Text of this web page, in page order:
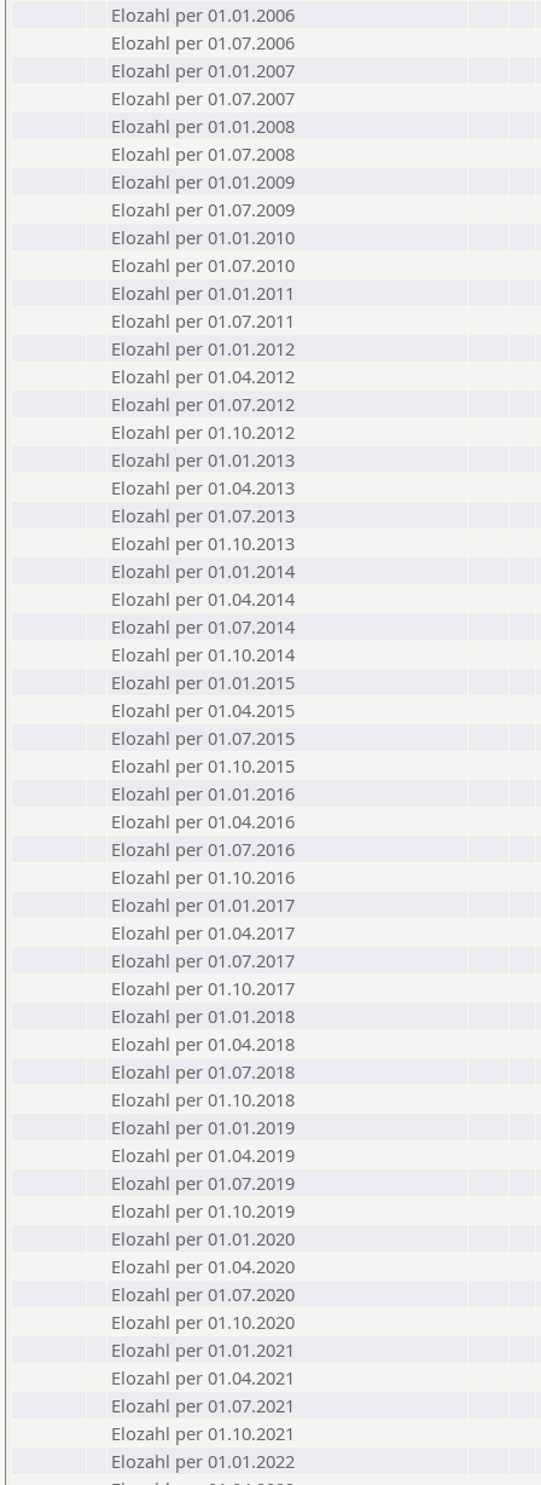
Elozahl per 01.01.2006
Elozahl per 01.07.2006
Elozahl per 01.01.2007
Elozahl per 01.07.2007
Elozahl per 01.01.2008
Elozahl per 01.07.2008
Elozahl per 01.01.2009
Elozahl per 01.07.2009
Elozahl per 01.01.2010
Elozahl per 01.07.2010
Elozahl per 01.01.2011
Elozahl per 01.07.2011
Elozahl per 01.01.2012
Elozahl per 01.04.2012
Elozahl per 01.07.2012
Elozahl per 01.10.2012
Elozahl per 01.01.2013
Elozahl per 01.04.2013
Elozahl per 01.07.2013
Elozahl per 01.10.2013
Elozahl per 01.01.2014
Elozahl per 01.04.2014
Elozahl per 01.07.2014
Elozahl per 01.10.2014
Elozahl per 01.01.2015
Elozahl per 01.04.2015
Elozahl per 01.07.2015
Elozahl per 01.10.2015
Elozahl per 01.01.2016
Elozahl per 01.04.2016
Elozahl per 01.07.2016
Elozahl per 01.10.2016
Elozahl per 01.01.2017
Elozahl per 01.04.2017
Elozahl per 01.07.2017
Elozahl per 01.10.2017
Elozahl per 01.01.2018
Elozahl per 01.04.2018
Elozahl per 01.07.2018
Elozahl per 01.10.2018
Elozahl per 01.01.2019
Elozahl per 01.04.2019
Elozahl per 01.07.2019
Elozahl per 01.10.2019
Elozahl per 01.01.2020
Elozahl per 01.04.2020
Elozahl per 01.07.2020
Elozahl per 01.10.2020
Elozahl per 01.01.2021
Elozahl per 01.04.2021
Elozahl per 01.07.2021
Elozahl per 01.10.2021
Elozahl per 01.01.2022